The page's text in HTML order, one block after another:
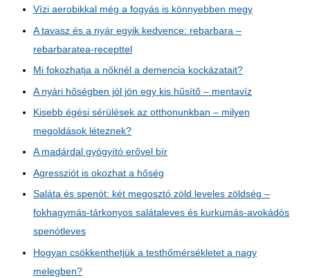
Vízi aerobikkal még a fogyás is könnyebben megy
A tavasz és a nyár egyik kedvence: rebarbara –
rebarbaratea-recepttel
Mi fokozhatja a nőknél a demencia kockázatait?
A nyári hőségben jól jön egy kis hűsítő – mentavíz
Kisebb égési sérülések az otthonunkban – milyen
megoldások léteznek?
A madárdal gyógyító erővel bír
Agressziót is okozhat a hőség
Saláta és spenót: két megosztó zöld leveles zöldség –
fokhagymás-tárkonyos salátaleves és kurkumás-avokádós
spenótleves
Hogyan csökkenthetjük a testhőmérsékletet a nagy
melegben?